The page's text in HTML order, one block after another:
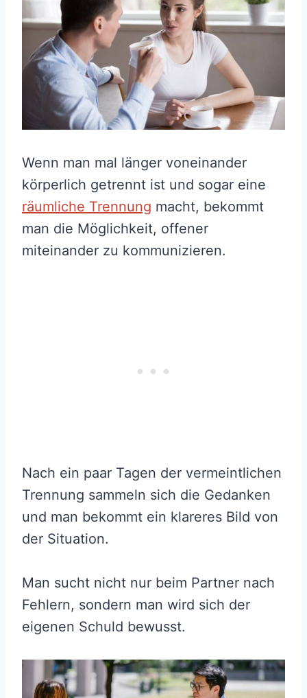
Wenn man mal länger voneinander
körperlich getrennt ist und sogar eine
räumliche Trennung macht, bekommt
man die Möglichkeit, offener
miteinander zu kommunizieren.
Nach ein paar Tagen der vermeintlichen
Trennung sammeln sich die Gedanken
und man bekommt ein klareres Bild von
der Situation.
Man sucht nicht nur beim Partner nach
Fehlern, sondern man wird sich der
eigenen Schuld bewusst.